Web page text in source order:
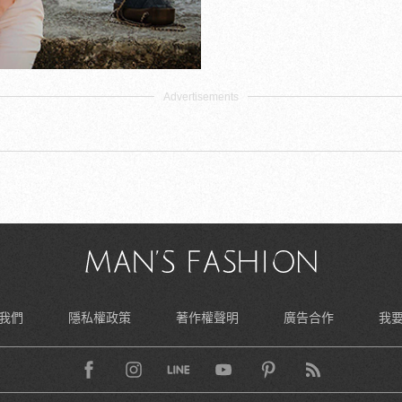
們 隱私權政策 著作權聲明 廣告合作 我